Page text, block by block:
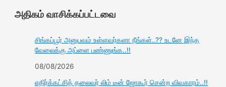
அதிகம் வாசிக்கப்பட்டவை
சிங்கப்பூர் அனுபவம் உள்ளவர்களா நீங்கள்..?? உடனே இந்த
வேலைக்கு அப்ளை பண்ணுங்க..!!
08/08/2026
எதிர்க்கட்சித் தலைவர் லிம் டீன் ஜோகூர் சென்ற விவகாரம்..!!